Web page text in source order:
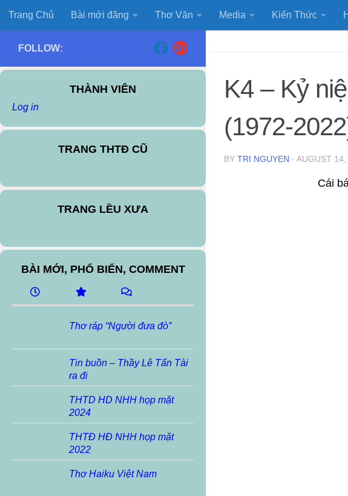
Skip to content
Trang Chủ Bài mới đăng Thơ Văn Media Kiến Thức
K4 – Kỷ
(1972-
BY TRI NGUYEN · AUGUST 14,
Cái
FOLLOW:
THÀNH VIÊN
Log in
TRANG THTĐ CŨ
TRANG LỀU XƯA
BÀI MỚI, PHỔ BIẾN, COMMENT
Thơ ráp “Người đưa đò”
Tin buồn – Thầy Lê Tấn Tài
ra đi
THTD HD NHH họp mặt
2024
THTĐ HĐ NHH họp mặt
2022
Thơ Haiku Việt Nam